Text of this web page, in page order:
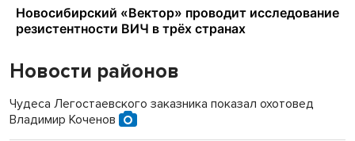
Новости районов
Чудеса Легостаевского заказника показал охотовед
Владимир Коченов